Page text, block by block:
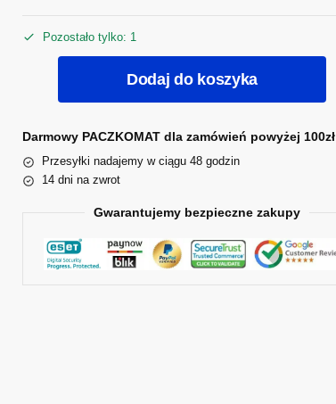
Pozostało tylko: 1
Dodaj do koszyka
Darmowy PACZKOMAT dla zamówień powyżej 100zł
Przesyłki nadajemy w ciągu 48 godzin
14 dni na zwrot
Gwarantujemy bezpieczne zakupy